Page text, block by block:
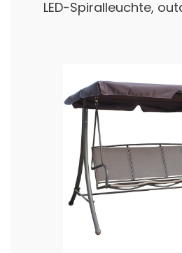
LED-Spiralleuchte,